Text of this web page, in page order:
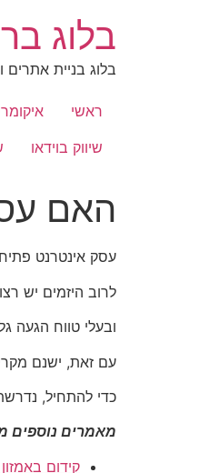
בלוג
בלוג בניית אתרים
ראשי
שיווק בוידאו
האם
עסק אינטרנט
לרוב היזמים יש
ובעלי טווח הגעה
עם זאת, ישנם
כדי להתחיל,
מאמרים נוספים
קידום